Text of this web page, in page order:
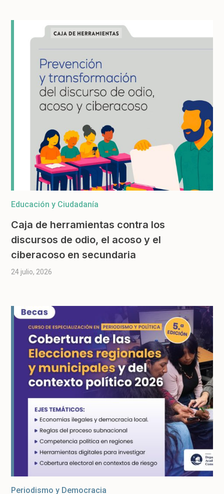
Educación y Ciudadanía
Caja de herramientas contra los
discursos de odio, el acoso y el
ciberacoso en secundaria
24 julio, 2026
Periodismo y Democracia